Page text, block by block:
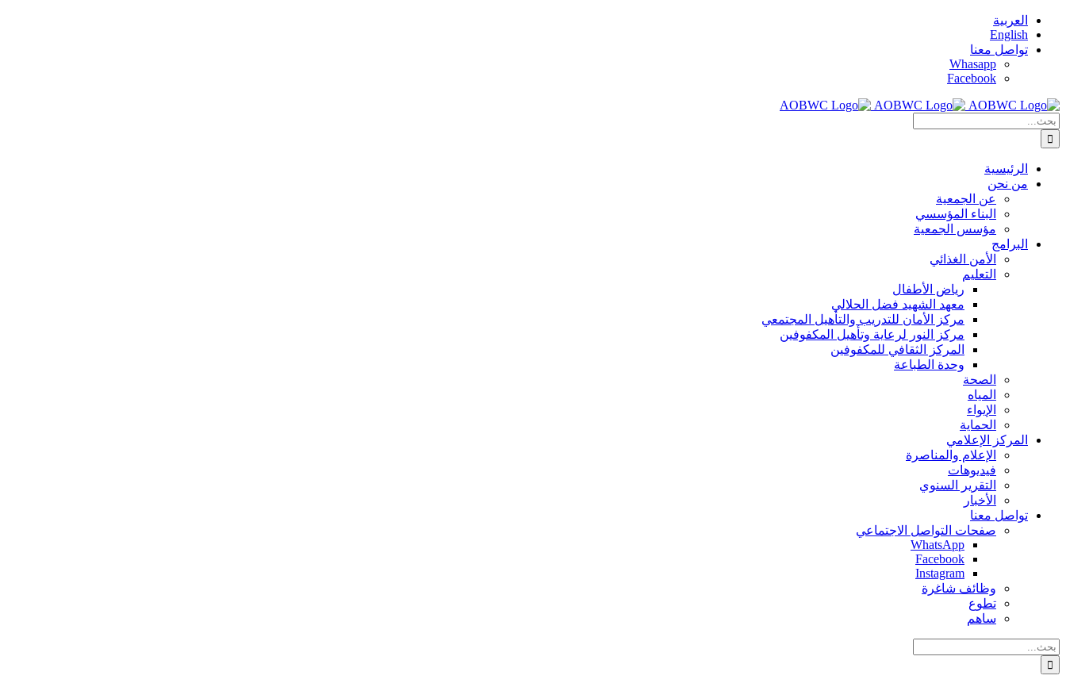
Skip
content
العربية
English
تواصل معنا
Whasapp
Facebook
البحث
عن:
الرئيسية
من نحن
عن الجمعية
البناء المؤسسي
مؤسس الجمعية
البرامج
الأمن الغذائي
التعليم
رياض الأطفال
معهد الشهيد فضل الحلالي
مركز الأمان للتدريب والتأهيل المجتمعي
مركز النور لرعاية وتأهيل المكفوفين
المركز الثقافي للمكفوفين
وحدة الطباعة
الصحة
المياه
الإيواء
الحماية
المركز الإعلامي
الإعلام والمناصرة
فيديوهات
التقرير السنوي
الأخبار
تواصل معنا
صفحات التواصل الاجتماعي
WhatsApp
Facebook
Instagram
وظائف شاغرة
تطوع
ساهم
البحث
عن: